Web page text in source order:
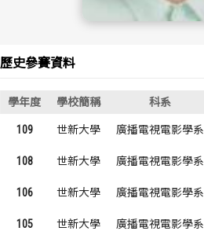
歷史參賽資料
學年度 學校簡稱 科系
109 世新大學 廣播電視電影學系
108 世新大學 廣播電視電影學系
106 世新大學 廣播電視電影學系
105 世新大學 廣播電視電影學系